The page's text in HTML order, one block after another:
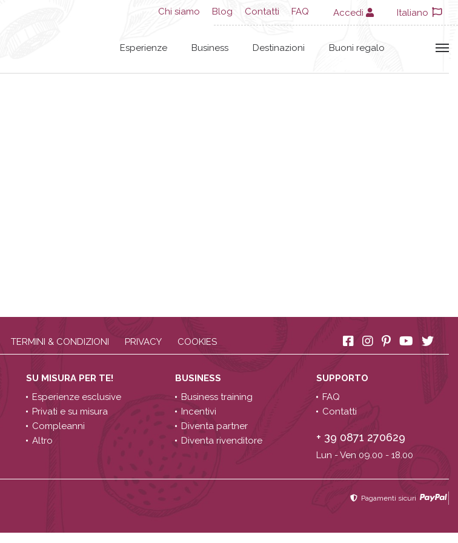
Chi siamo Blog Contatti FAQ Accedi Italiano
Esperienze Business Destinazioni Buoni regalo
TERMINI & CONDIZIONI PRIVACY COOKIES
SU MISURA PER TE!
Esperienze esclusive
Privati e su misura
Compleanni
Altro
BUSINESS
Business training
Incentivi
Diventa partner
Diventa rivenditore
SUPPORTO
FAQ
Contatti
+ 39 0871 270629
Lun - Ven 09.00 - 18.00
Pagamenti sicuri